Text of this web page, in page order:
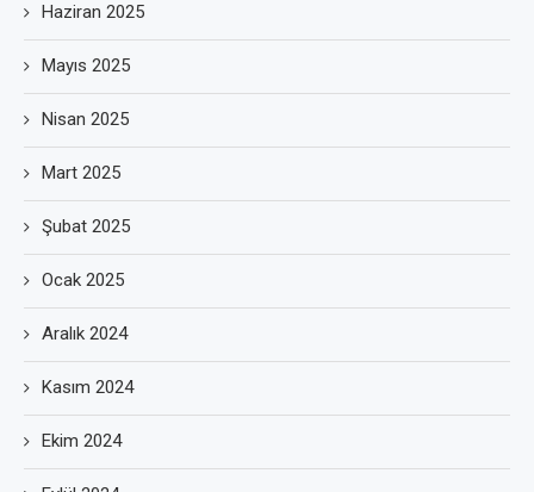
Haziran 2025
Mayıs 2025
Nisan 2025
Mart 2025
Şubat 2025
Ocak 2025
Aralık 2024
Kasım 2024
Ekim 2024